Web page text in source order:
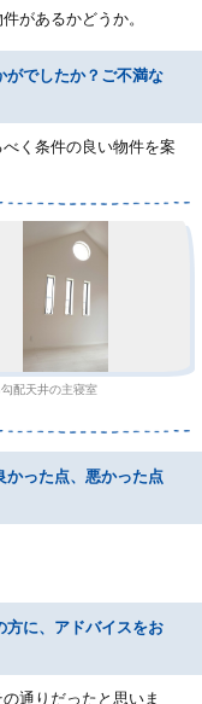
があるかどうか。
がでしたか？ご不満な
く条件の良い物件を案
配天井の主寝室
かった点、悪かった点
方に、アドバイスをお
通りだったと思いま